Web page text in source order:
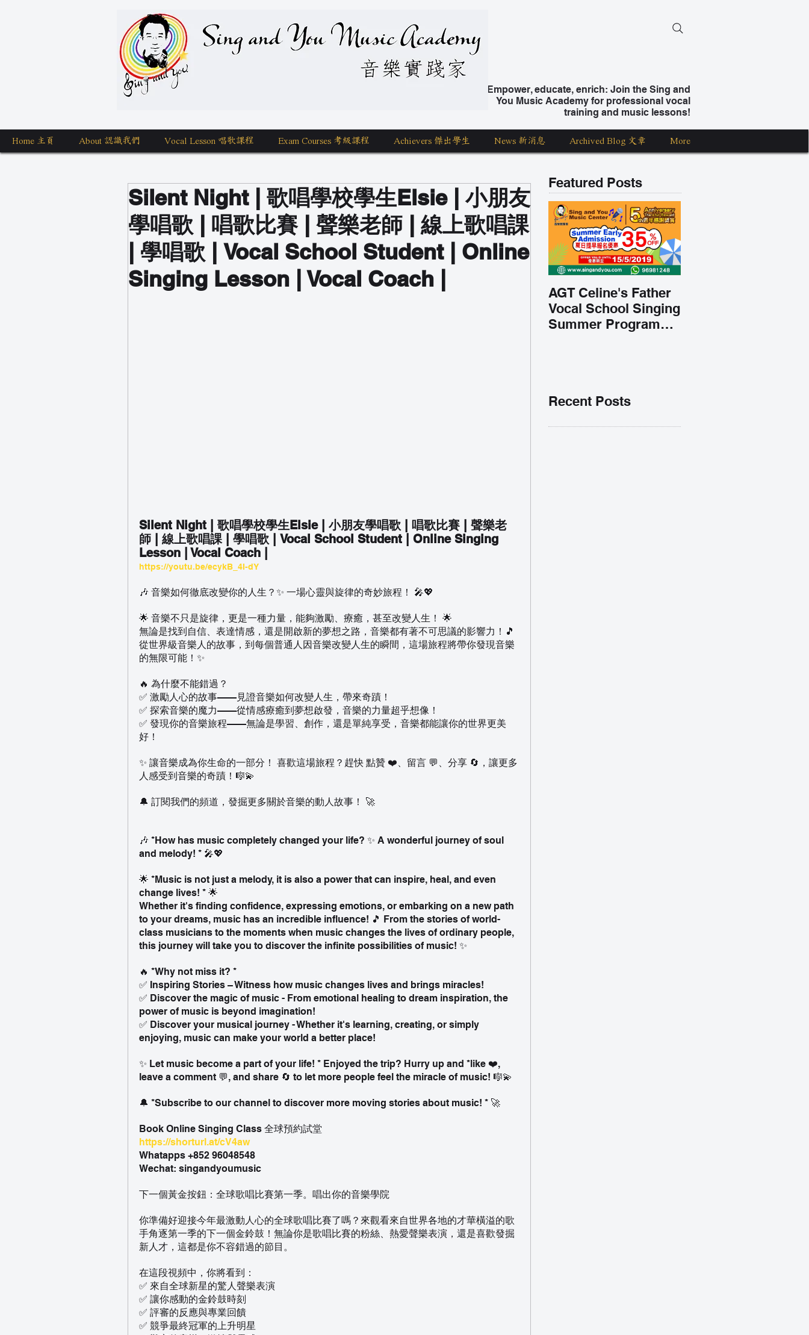
Sing and You Music Academy 學唱歌
Empower, educate, enrich: Join the Sing and
You Music Academy for professional vocal
training and music lessons!
Home 主頁 About 認識我們 Vocal Lesson 唱歌課程 Exam Courses 考級課程 Achievers 傑出學生 News 新消息 Archived Blog 文章 More
Silent Night | 歌唱學校學生Elsie | 小朋友
學唱歌 | 唱歌比賽 | 聲樂老師 | 線上歌唱課
| 學唱歌 | Vocal School Student | Online
Singing Lesson | Vocal Coach |
Silent Night | 歌唱學校學生Elsie | 小朋友學唱歌 | 唱歌比賽 | 聲樂老
師 | 線上歌唱課 | 學唱歌 | Vocal School Student | Online Singing
Lesson | Vocal Coach |
https://youtu.be/ecykB_4I-dY
🎶 音樂如何徹底改變你的人生？✨ 一場心靈與旋律的奇妙旅程！ 🎤💖
🌟 音樂不只是旋律，更是一種力量，能夠激勵、療癒，甚至改變人生！ 🌟
無論是找到自信、表達情感，還是開啟新的夢想之路，音樂都有著不可思議的影響力！🎵
從世界級音樂人的故事，到每個普通人因音樂改變人生的瞬間，這場旅程將帶你發現音樂
的無限可能！✨
🔥 為什麼不能錯過？
✅ 激勵人心的故事——見證音樂如何改變人生，帶來奇蹟！
✅ 探索音樂的魔力——從情感療癒到夢想啟發，音樂的力量超乎想像！
✅ 發現你的音樂旅程——無論是學習、創作，還是單純享受，音樂都能讓你的世界更美
好！
✨ 讓音樂成為你生命的一部分！ 喜歡這場旅程？趕快 點贊 ❤️、留言 💬、分享 🔄，讓更多
人感受到音樂的奇蹟！🎼💫
🔔 訂閱我們的頻道，發掘更多關於音樂的動人故事！ 🚀
🎶 *How has music completely changed your life? ✨ A wonderful journey of soul
and melody! * 🎤💖
🌟 *Music is not just a melody, it is also a power that can inspire, heal, and even
change lives! * 🌟
Whether it's finding confidence, expressing emotions, or embarking on a new path
to your dreams, music has an incredible influence! 🎵 From the stories of world-
class musicians to the moments when music changes the lives of ordinary people,
this journey will take you to discover the infinite possibilities of music! ✨
🔥 *Why not miss it? *
✅ Inspiring Stories – Witness how music changes lives and brings miracles!
✅ Discover the magic of music - From emotional healing to dream inspiration, the
power of music is beyond imagination!
✅ Discover your musical journey - Whether it's learning, creating, or simply
enjoying, music can make your world a better place!
✨ Let music become a part of your life! * Enjoyed the trip? Hurry up and *like ❤️,
leave a comment 💬, and share 🔄 to let more people feel the miracle of music! 🎼💫
🔔 *Subscribe to our channel to discover more moving stories about music! * 🚀
Book Online Singing Class 全球預約試堂
https://shorturl.at/cV4aw
Whatapps +852 96048548
Wechat: singandyoumusic
下一個黃金按鈕：全球歌唱比賽第一季。唱出你的音樂學院
你準備好迎接今年最激動人心的全球歌唱比賽了嗎？來觀看來自世界各地的才華橫溢的歌
手角逐第一季的下一個金鈴鼓！無論你是歌唱比賽的粉絲、熱愛聲樂表演，還是喜歡發掘
新人才，這都是你不容錯過的節目。
在這段視頻中，你將看到：
✅ 來自全球新星的驚人聲樂表演
✅ 讓你感動的金鈴鼓時刻
✅ 評審的反應與專業回饋
✅ 競爭最終冠軍的上升明星
Featured Posts
AGT Celine's Father
Vocal School Singing
Summer Program
Recent Posts